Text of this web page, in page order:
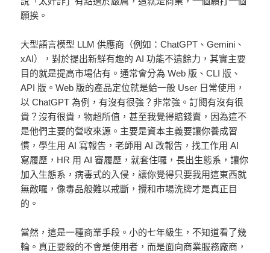
願挨。
大型語言模型 LLM 供應商（例如：ChatGPT、Gemini、
xAI），對於提出新鮮有趣的 AI 功能不遺餘力，其實主要
目的就是提高市場佔有。通常會分為 Web 版、CLI 版、
API 版。Web 版的產品定位就是給一般 User 日常使用，
以 ChatGPT 為例，有沒有很強？非常強。訂閱有沒有很
貴？沒有很貴，物超所值，甚至我覺得賠錢賣，因為這不
是他們主要的營收來源。主要是資本主義要讓你養成習
慣，學生用 AI 寫報告，老師用 AI 改報告，找工作用 AI
寫履歷，HR 用 AI 審履歷，就套住囉，長出生態系，讓你
加入生態系，病毒式的入侵，讓你覺得只要我用這東西就
無敵囉，像毒品般難以戒斷，攪和市場洗牌才是真正目
的。
當然，這是一種商業手段。小的七年級生，不知道看了幾
輪。真正要殺的不會是使用者，而是面向商業服務廠商，